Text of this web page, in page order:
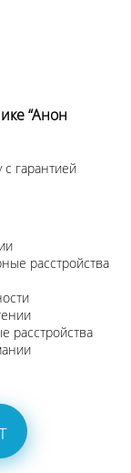
“Анон
гарантией
расстройства
расстройства